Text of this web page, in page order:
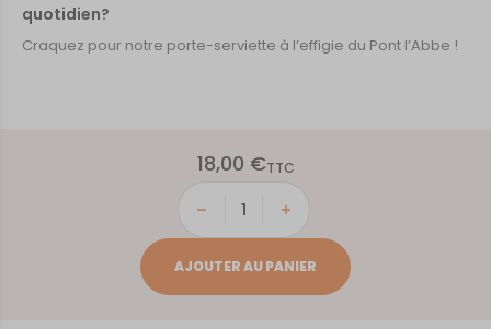
quotidien?
Craquez pour notre porte-serviette à l’effigie du Pont l’Abbe !
18,00 €TTC
quantité
Pont
AJOUTER AU PANIER